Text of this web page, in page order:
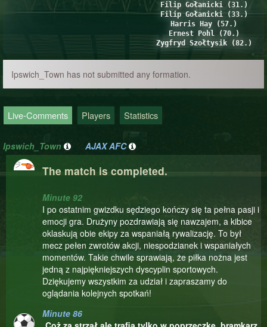
Filip Gołanicki (31.)
Filip Gołanicki (33.)
Harris Hay (57.)
Ernest Pohl (70.)
Zygfryd Szołtysik (82.)
Ipswich_Town has not submitted any formation.
Live-Comments Players Statistics
Ipswich_Town AJAX AFC
The match is completed.
Minute 92
I po ostatnim gwizdku sędziego kończy się ta pełna pasji i
emocji gra. Drużyny pozdrawiają się nawzajem, a kibice
oklaskują obie ekipy za wspaniałą rywalizację. To był
mecz pełen zwrotów akcji, niespodzianek i wspaniałych
momentów. Takie chwile sprawiają, że piłka nożna jest
jedną z najpiękniejszych dyscyplin sportowych.
Dziękujemy wszystkim za udział i zapraszamy do
oglądania kolejnych spotkań!
Minute 86